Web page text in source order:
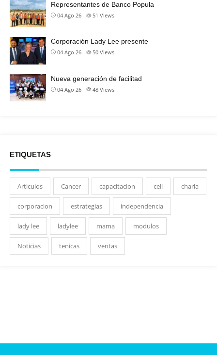
Representantes de Banco Popula
04 Ago 26 51 Views
Corporación Lady Lee presente
04 Ago 26 50 Views
Nueva generación de facilitad
04 Ago 26 48 Views
ETIQUETAS
Articulos Cancer capacitacion cell charla
corporacion estrategias independencia
lady lee ladylee mama modulos
Noticias tenicas ventas